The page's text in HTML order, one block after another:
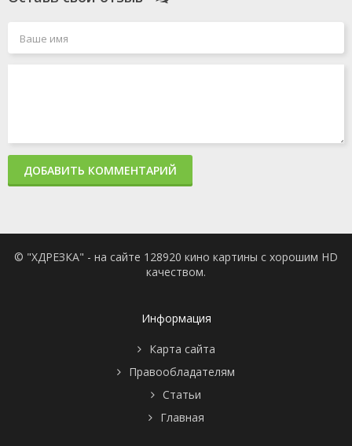
ДОБАВИТЬ КОММЕНТАРИЙ
© "ХДРЕЗКА" - на сайте 128920 кино картины с хорошим HD
качеством.
Информация
Карта сайта
Правообладателям
Статьи
Главная